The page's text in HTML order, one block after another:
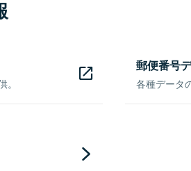
郵便番号
各種データ